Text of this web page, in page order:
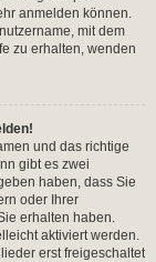
anmelden können.
mit dem
zu erhalten, wenden
und das richtige
gibt es zwei
haben, dass Sie
oder Ihrer
erhalten haben.
aktiviert werden.
erst freigeschaltet